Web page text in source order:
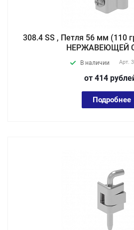
308.4 SS , Петля 56 мм (110
НЕРЖАВЕЮЩЕЙ
В наличии Арт.
от 414 руб
Подробнее